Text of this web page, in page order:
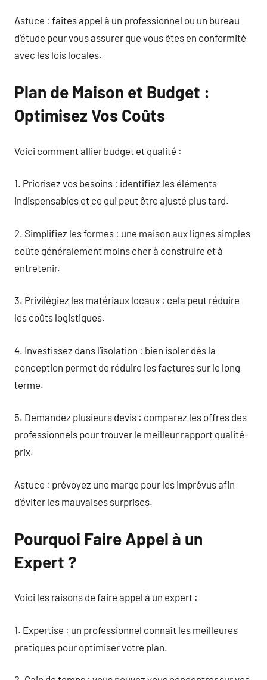
Astuce : faites appel à un professionnel ou un bureau
d’étude pour vous assurer que vous êtes en conformité
avec les lois locales.
Plan de Maison et Budget :
Optimisez Vos Coûts
Voici comment allier budget et qualité :
1. Priorisez vos besoins : identifiez les éléments
indispensables et ce qui peut être ajusté plus tard.
2. Simplifiez les formes : une maison aux lignes simples
coûte généralement moins cher à construire et à
entretenir.
3. Privilégiez les matériaux locaux : cela peut réduire
les coûts logistiques.
4. Investissez dans l’isolation : bien isoler dès la
conception permet de réduire les factures sur le long
terme.
5. Demandez plusieurs devis : comparez les offres des
professionnels pour trouver le meilleur rapport qualité-
prix.
Astuce : prévoyez une marge pour les imprévus afin
d’éviter les mauvaises surprises.
Pourquoi Faire Appel à un
Expert ?
Voici les raisons de faire appel à un expert :
1. Expertise : un professionnel connaît les meilleures
pratiques pour optimiser votre plan.